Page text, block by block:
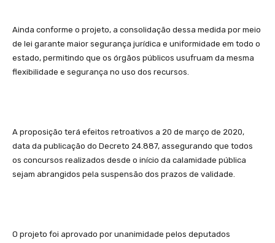
Ainda conforme o projeto, a consolidação dessa medida por meio
de lei garante maior segurança jurídica e uniformidade em todo o
estado, permitindo que os órgãos públicos usufruam da mesma
flexibilidade e segurança no uso dos recursos.
A proposição terá efeitos retroativos a 20 de março de 2020,
data da publicação do Decreto 24.887, assegurando que todos
os concursos realizados desde o início da calamidade pública
sejam abrangidos pela suspensão dos prazos de validade.
O projeto foi aprovado por unanimidade pelos deputados